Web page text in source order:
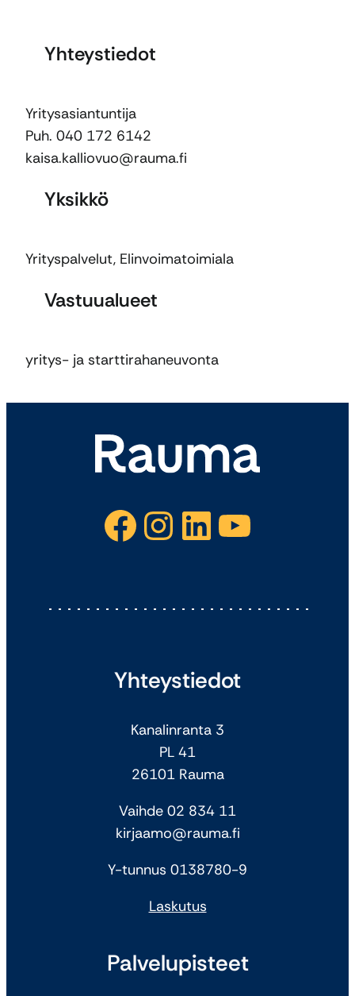
Yhteystiedot
Yritysasiantuntija
Puh. 040 172 6142
kaisa.kalliovuo@rauma.fi
Yksikkö
Yrityspalvelut, Elinvoimatoimiala
Vastuualueet
yritys- ja starttirahaneuvonta
Facebook Instagram LinkedIn YouTube
Yhteystiedot
Kanalinranta 3
PL 41
26101 Rauma
Vaihde 02 834 11
kirjaamo@rauma.fi
Y-tunnus 0138780-9
Laskutus
Palvelupisteet